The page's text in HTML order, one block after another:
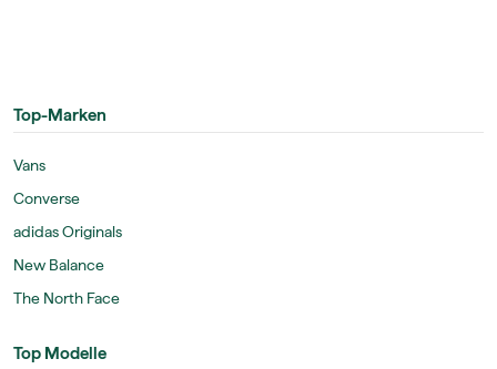
Top-Marken
Vans
Converse
adidas Originals
New Balance
The North Face
Top Modelle